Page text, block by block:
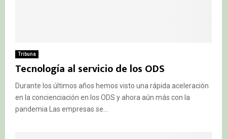
Tribuna
Tecnología al servicio de los ODS
Durante los últimos años hemos visto una rápida aceleración
en la concienciación en los ODS y ahora aún más con la
pandemia Las empresas se...